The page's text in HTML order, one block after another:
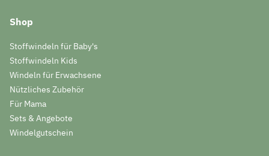
Shop
Stoffwindeln für Baby's
Stoffwindeln Kids
Windeln für Erwachsene
Nützliches Zubehör
Für Mama
Sets & Angebote
Windelgutschein